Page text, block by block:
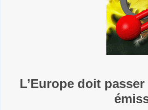
L’Europe doit